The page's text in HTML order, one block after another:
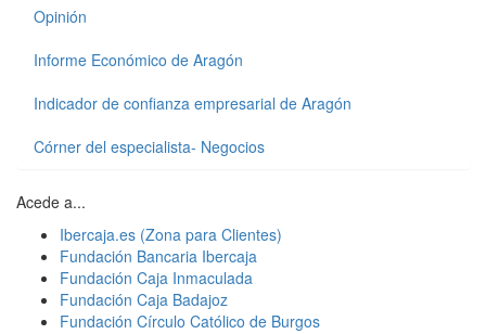
Opinión
Informe Económico de Aragón
Indicador de confianza empresarial de Aragón
Córner del especialista- Negocios
Acede a...
Ibercaja.es (Zona para Clientes)
Fundación Bancaria Ibercaja
Fundación Caja Inmaculada
Fundación Caja Badajoz
Fundación Círculo Católico de Burgos